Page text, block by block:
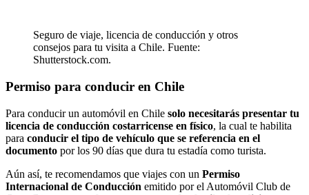
Seguro de viaje, licencia de conducción y otros
consejos para tu visita a Chile. Fuente:
Shutterstock.com.
Permiso para conducir en Chile
Para conducir un automóvil en Chile solo necesitarás presentar tu
licencia de conducción costarricense en físico, la cual te habilita
para conducir el tipo de vehículo que se referencia en el
documento por los 90 días que dura tu estadía como turista.
Aún así, te recomendamos que viajes con un Permiso
Internacional de Conducción emitido por el Automóvil Club de